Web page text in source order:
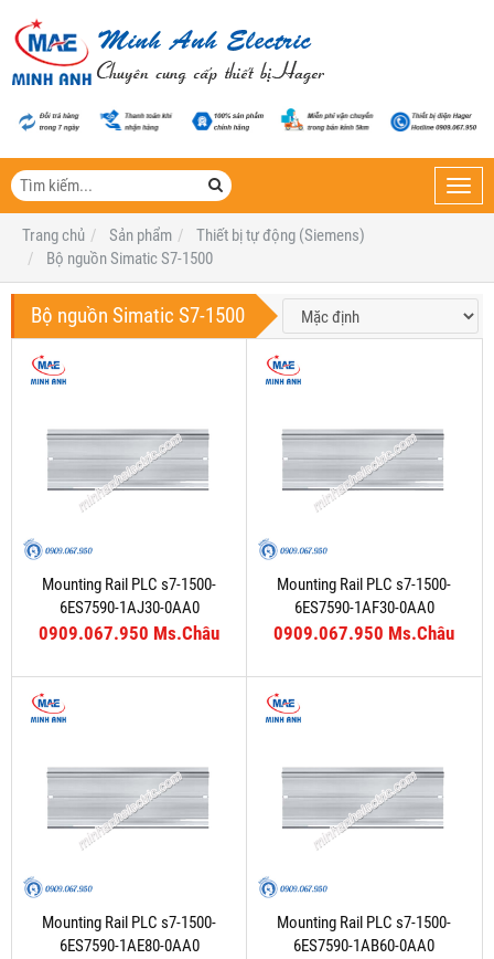
Trang chủ
Sản phẩm
Thiết bị tự động (Siemens)
Bộ nguồn Simatic S7-1500
Bộ nguồn Simatic S7-1500
Mounting Rail PLC s7-1500-
6ES7590-1AJ30-0AA0
0909.067.950 Ms.Châu
Mounting Rail PLC s7-1500-
6ES7590-1AF30-0AA0
0909.067.950 Ms.Châu
Mounting Rail PLC s7-1500-
6ES7590-1AE80-0AA0
Mounting Rail PLC s7-1500-
6ES7590-1AB60-0AA0